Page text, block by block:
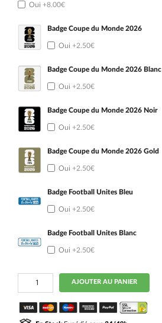
Oui +8.00€
Badge Coupe du Monde 2026
Oui +2.50€
Badge Coupe du Monde 2026 Blanc
Oui +2.50€
Badge Coupe du Monde 2026 Noir
Oui +2.50€
Badge Coupe du Monde 2026 Gold
Oui +2.50€
Badge Football Unites Bleu
Oui +2.50€
Badge Football Unites Blanc
Oui +2.50€
quantité
Maillot
Kit
Enfant
Maroc
AJOUTER AU PANIER